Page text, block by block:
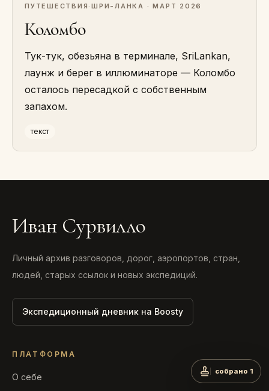
ПУТЕШЕСТВИЯ ·ШРИ-ЛАНКА · МАРТ 2026
Коломбо
Тук-тук, обезьяна в терминале, SriLankan,
лаунж и берег в иллюминаторе — Коломбо
осталось пересадкой с собственным
запахом.
текст
собрано 1
Иван Сурвилло
Личный архив разговоров, дорог, аэропортов, стран,
людей, старых ссылок и новых экспедиций.
Экспедиционный дневник на Boosty
ПЛАТФОРМА
О себе